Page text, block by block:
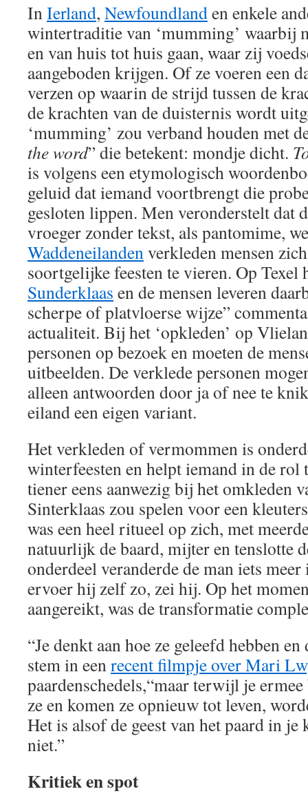
InIerland, Newfoundlanden enkele
wintertraditie van ‘mumming’ waarbij
en van huis tot huis gaan, waar zij
aangeboden krijgen. Of ze voeren een
verzen op waarin de strijd tussen de
de krachten van de duisternis wordt
‘mumming’ zou verband houden met
the word” die betekent: mondje dicht.
is volgens een etymologisch
geluid dat iemand voortbrengt die
gesloten lippen. Men veronderstelt dat
vroeger zonder tekst, als pantomime,
Waddeneilandenverkleden mensen
soortgelijke feesten te vieren. Op Texel
Sunderklaas en de mensen leveren
scherpe of platvloerse wijze”
actualiteit. Bij het ‘opkleden’ op
personen op bezoek en moeten de
uitbeelden. De verklede personen
alleen antwoorden door ja of nee te
eiland een eigen variant.
Het verkleden of vermommen is
winterfeesten en helpt iemand in de rol
tiener eens aanwezig bij het omkleden
Sinterklaas zou spelen voor een
was een heel ritueel op zich, met
natuurlijk de baard, mijter en tenslotte
onderdeel veranderde de man iets
ervoer hij zelf zo, zei hij. Op het
aangereikt, was de transformatie
“Je denkt aan hoe ze geleefd hebben
stem in eenrecent filmpje over Mari
paardenschedels,“maar terwijl je
ze en komen ze opnieuw tot leven,
Het is alsof de geest van het paard in
niet.”
Kritiek en spot